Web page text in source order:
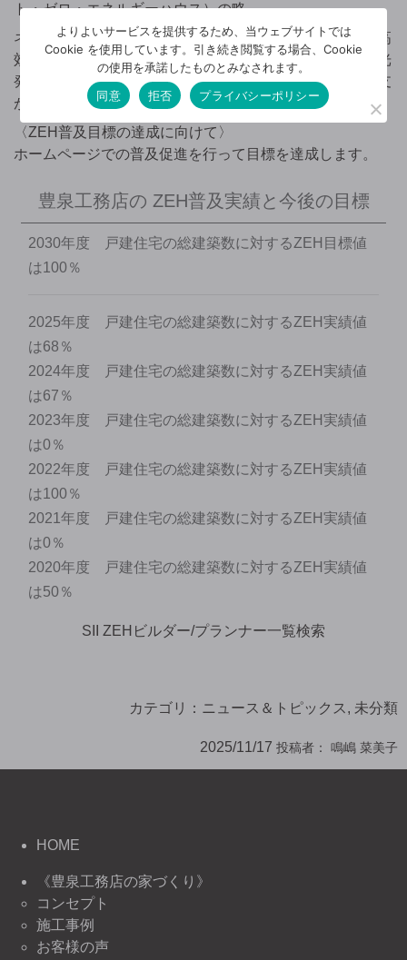
ト・ゼロ・エネルギーハウス）の略。
ネットゼロエネルギー住宅とは、建物の断熱化＋機器の高
効率化により、使用エネルギーを削減し、さらに、太陽光
発電などの創エネルギーを用いることで、エネルギー収支
がゼロになる住宅のこと。
〈ZEH普及目標の達成に向けて〉
ホームページでの普及促進を行って目標を達成します。
豊泉工務店の ZEH普及実績と今後の目標
2030年度 戸建住宅の総建築数に対するZEH目標値
は100％
2025年度 戸建住宅の総建築数に対するZEH実績値
は68％
2024年度 戸建住宅の総建築数に対するZEH実績値
は67％
2023年度 戸建住宅の総建築数に対するZEH実績値
は0％
2022年度 戸建住宅の総建築数に対するZEH実績値
は100％
2021年度 戸建住宅の総建築数に対するZEH実績値
は0％
2020年度 戸建住宅の総建築数に対するZEH実績値
は50％
SII ZEHビルダー/プランナー一覧検索
カテゴリ： ニュース＆トピックス , 未分類
2025/11/17 投稿者： 鳴嶋 菜美子
HOME
《豊泉工務店の家づくり》
コンセプト
施工事例
お客様の声
よりよいサービスを提供するため、当ウェブサイトでは
Cookie を使用しています。引き続き閲覧する場合、Cookie
の使用を承諾したものとみなされます。
同意
拒否 プライバシーポリシー